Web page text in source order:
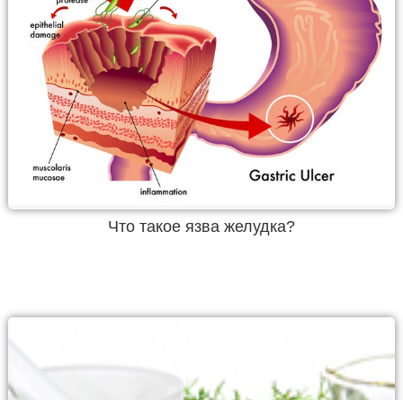
Что такое язва желудка?